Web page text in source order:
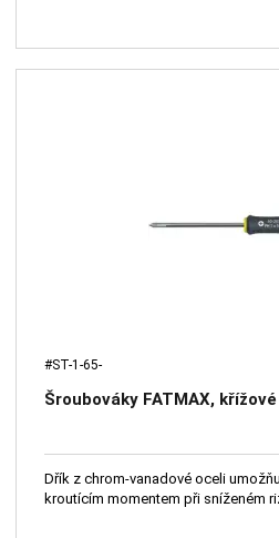
#ST-1-65-
Šroubováky FATMAX, křížové
Dřík z chrom-vanadové oceli
kroutícím momentem při sníženém